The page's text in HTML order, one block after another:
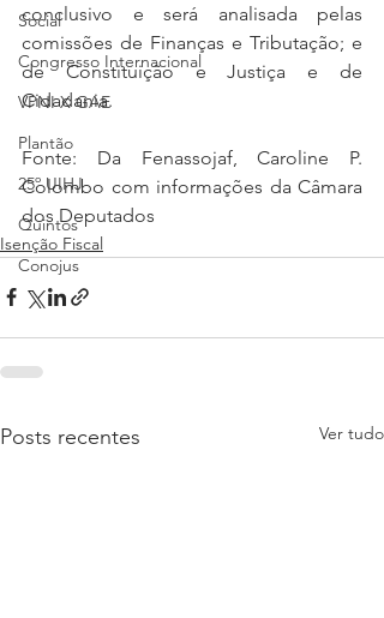
Social
Congresso Internacional
VPNI X GAE
Plantão
25º UIHJ
Quintos
Conojus
conclusivo e será analisada pelas
comissões de Finanças e Tributação; e
de Constituição e Justiça e de
Cidadania.
Fonte: Da Fenassojaf, Caroline P.
Colombo com informações da Câmara
dos Deputados
Isenção Fiscal
Posts recentes Ver tudo